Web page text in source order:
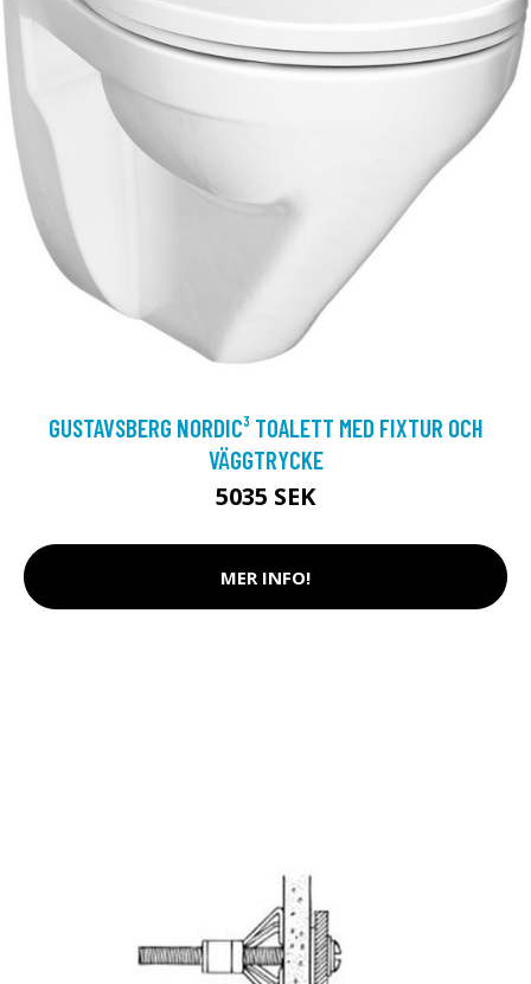
GUSTAVSBERG NORDIC³ TOALETT MED FIXTUR OCH
VÄGGTRYCKE
5035 SEK
MER INFO!